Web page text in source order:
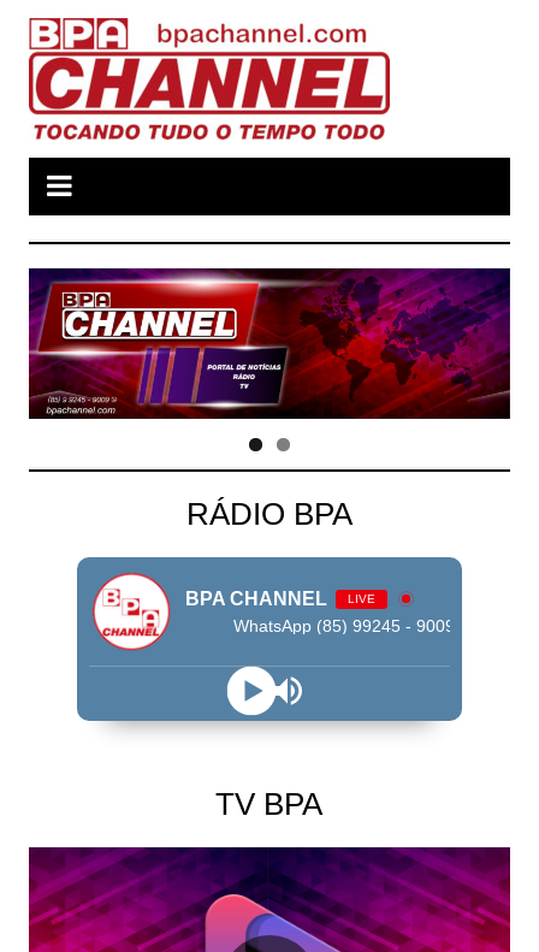
para
conteúdo
RÁDIO BPA
BPA CHANNEL LIVE
WhatsApp (85) 99245 - 9009
TV BPA